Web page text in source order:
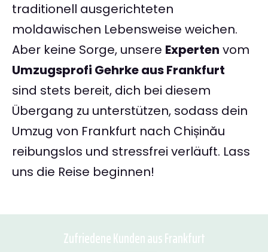
traditionell ausgerichteten
moldawischen Lebensweise weichen.
Aber keine Sorge, unsere Experten vom
Umzugsprofi Gehrke aus Frankfurt
sind stets bereit, dich bei diesem
Übergang zu unterstützen, sodass dein
Umzug von Frankfurt nach Chișinău
reibungslos und stressfrei verläuft. Lass
uns die Reise beginnen!
Zufriedene Kunden aus Frankfurt